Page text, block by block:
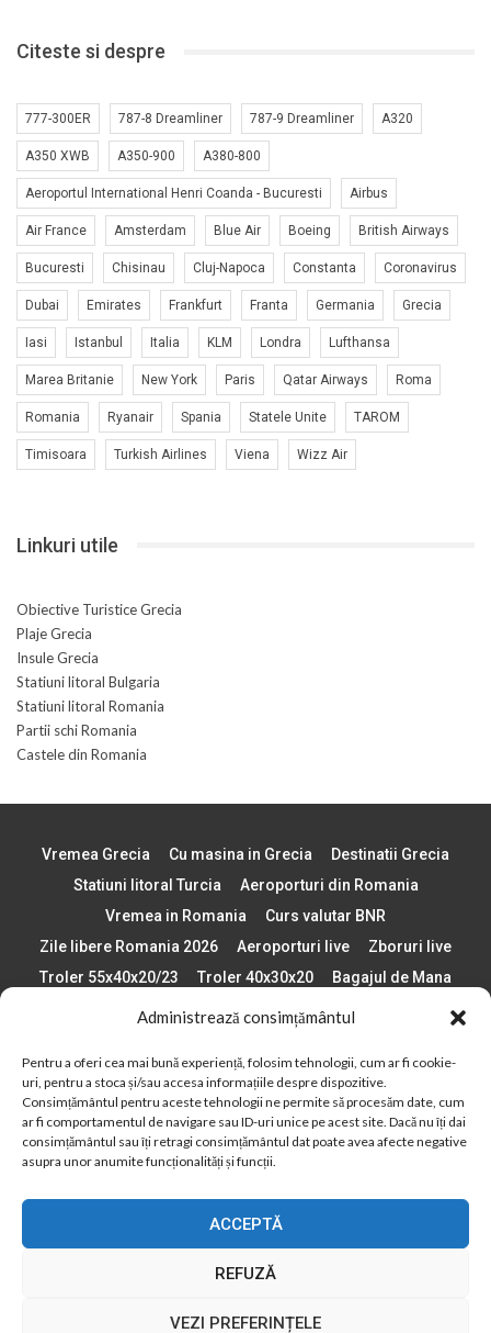
Administrează consimțământul
Pentru a oferi cea mai bună experiență, folosim tehnologii, cum ar fi cookie-
uri, pentru a stoca și/sau accesa informațiile despre dispozitive.
Consimțământul pentru aceste tehnologii ne permite să procesăm date, cum
ar fi comportamentul de navigare sau ID-uri unice pe acest site. Dacă nu îți dai
consimțământul sau îți retragi consimțământul dat poate avea afecte negative
asupra unor anumite funcționalități și funcții.
ACCEPTĂ
REFUZĂ
VEZI PREFERINȚELE
Citeste si despre
777-300ER 787-8 Dreamliner 787-9 Dreamliner A320
A350 XWB A350-900 A380-800
Aeroportul International Henri Coanda - Bucuresti Airbus
Air France Amsterdam Blue Air Boeing British Airways
Bucuresti Chisinau Cluj-Napoca Constanta Coronavirus
Dubai Emirates Frankfurt Franta Germania Grecia
Iasi Istanbul Italia KLM Londra Lufthansa
Marea Britanie New York Paris Qatar Airways Roma
Romania Ryanair Spania Statele Unite TAROM
Timisoara Turkish Airlines Viena Wizz Air
Linkuri utile
Obiective Turistice Grecia
Plaje Grecia
Insule Grecia
Statiuni litoral Bulgaria
Statiuni litoral Romania
Partii schi Romania
Castele din Romania
Vremea Grecia Cu masina in Grecia
Destinatii Grecia
Statiuni litoral Turcia
Aeroporturi din Romania
Vremea in Romania
Curs valutar BNR
Zile libere Romania 2026
Aeroporturi live
Zboruri live
Troler 55x40x20/23
Troler 40x30x20
Bagajul de Mana
Paste 2026
Cele mai bune telefoane
Plaje din Europa
Concerte Romania 2025
Asigurare de calatorie
Când se schimba ora în 2026
Calendar Formula 1 sezon 2026
Boarding Pass
Despre AirlinesTravel.ro
Politică cookie-uri (UE)
Cookie Policy (AU)
Politică cookie-uri (ZA)
Politică cookie-uri (Canada)
Politică cookie-uri (BR)
2012 - 2025 © Toate drepturile rezervate